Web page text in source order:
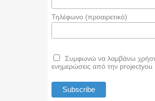
Τηλέφωνο (προαιρετικό)
Συμφωνώ να λαμβάνω
ενημερώσεις από την projectyou